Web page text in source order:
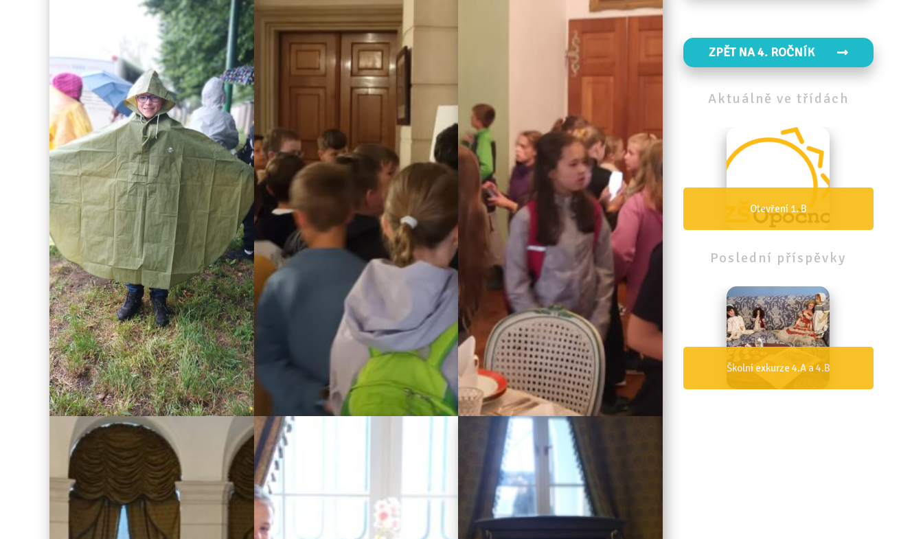
ZPĚT NA 4. ROČNÍK
Aktuálně ve třídách
Otevření 1. A
Poslední příspěvky
Den IZS 4.B